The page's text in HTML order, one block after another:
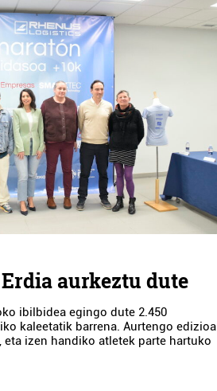
aurkeztu dute
ibilbidea egingo dute 2.450
kaleetatik barrena. Aurtengo edizioa
izen handiko atletek parte hartuko